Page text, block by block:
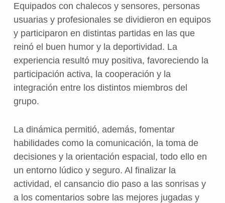
Equipados con chalecos y sensores, personas
usuarias y profesionales se dividieron en equipos
y participaron en distintas partidas en las que
reinó el buen humor y la deportividad. La
experiencia resultó muy positiva, favoreciendo la
participación activa, la cooperación y la
integración entre los distintos miembros del
grupo.
La dinámica permitió, además, fomentar
habilidades como la comunicación, la toma de
decisiones y la orientación espacial, todo ello en
un entorno lúdico y seguro. Al finalizar la
actividad, el cansancio dio paso a las sonrisas y
a los comentarios sobre las mejores jugadas y